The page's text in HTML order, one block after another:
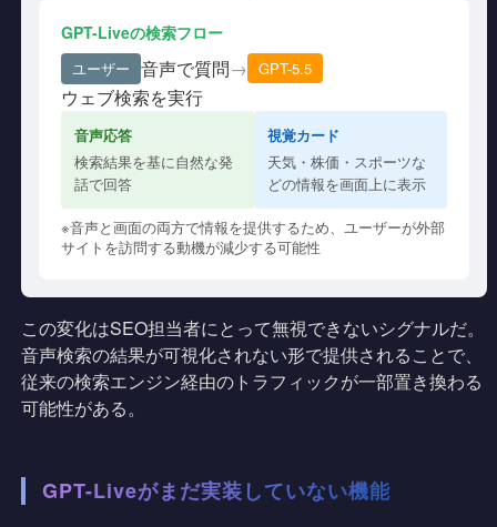
GPT-Liveの検索フロー
ユーザー 音声で質問→ GPT-5.5
ウェブ検索を実行
音声応答
検索結果を基に自然な発
話で回答
視覚カード
天気・株価・スポーツな
どの情報を画面上に表示
※音声と画面の両方で情報を提供するため、ユーザーが外部
サイトを訪問する動機が減少する可能性
この変化はSEO担当者にとって無視できないシグナルだ。
音声検索の結果が可視化されない形で提供されることで、
従来の検索エンジン経由のトラフィックが一部置き換わる
可能性がある。
GPT-Liveがまだ実装していない機能